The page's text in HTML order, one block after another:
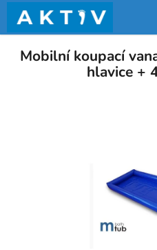
obsah
Mobilní koupací
hlavice +